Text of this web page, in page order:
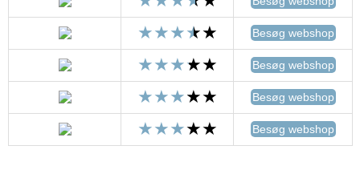
Besøg webshop
Besøg webshop
Besøg webshop
Besøg webshop